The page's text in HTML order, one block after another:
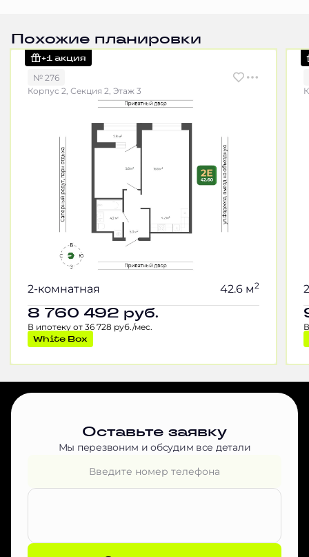
Похожие планировки
+1 акция
№ 276
Корпус 2, Секция 2, Этаж 3
2-комнатная 42.6 м2
8 760 492 руб.
В ипотеку от 36 728 руб./мес.
White Box
Оставьте заявку
Мы перезвоним и обсудим все детали